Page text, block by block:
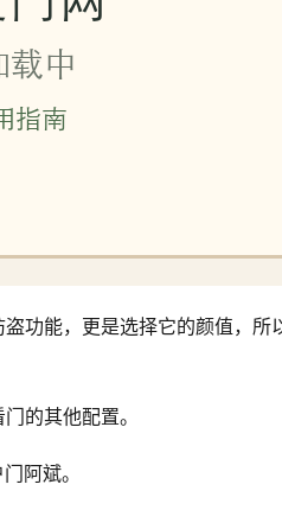
功能，更是选择它的颜值，
的其他配置。
阿斌。